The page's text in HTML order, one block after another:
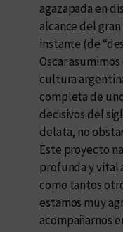
agazapada en
alcance del
instante (de
Oscar
cultura
completa de
decisivos del
delata, no
Este proyecto
profunda y vital
como tantos
estamos muy
acompañarnos